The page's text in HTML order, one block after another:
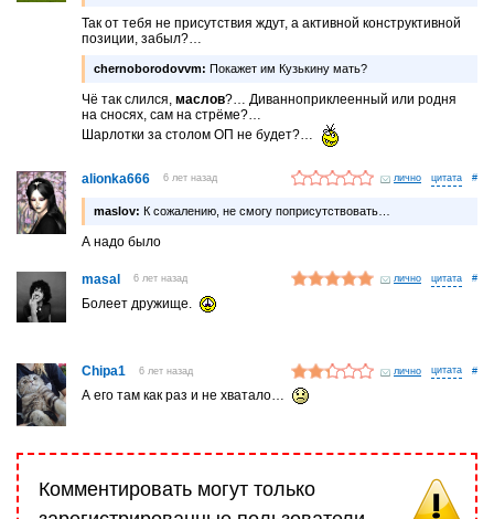
Так от тебя не присутствия ждут, а активной конструктивной
позиции, забыл?…
chernoborodovvm: Покажет им Кузькину мать?
Чё так слился,маслов?… Диванноприклеенный или родня
на сносях, сам на стрёме?…
Шарлотки за столом ОП не будет?…
alionka666 6 лет назад лично #
maslov: К сожалению, не смогу поприсутствовать…
А надо было
masal 6 лет назад лично #
Болеет дружище.
Chipa1 6 лет назад лично #
А его там как раз и не хватало…
Комментировать могут только